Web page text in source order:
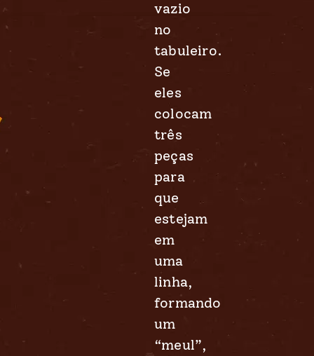
vazio
no
tabuleiro.
Se
eles
colocam
três
peças
para
que
estejam
em
uma
linha,
formando
um
“meul”,